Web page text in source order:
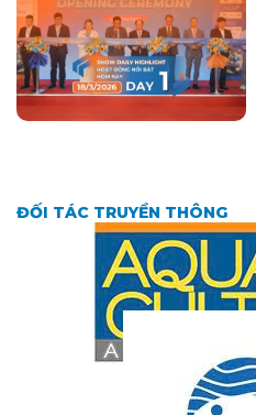
ĐỐI TÁC TRUYỀN THÔNG